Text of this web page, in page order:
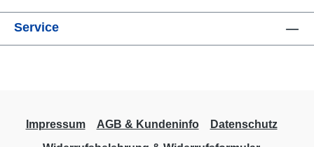
Service
Impressum AGB & Kundeninfo
Datenschutz